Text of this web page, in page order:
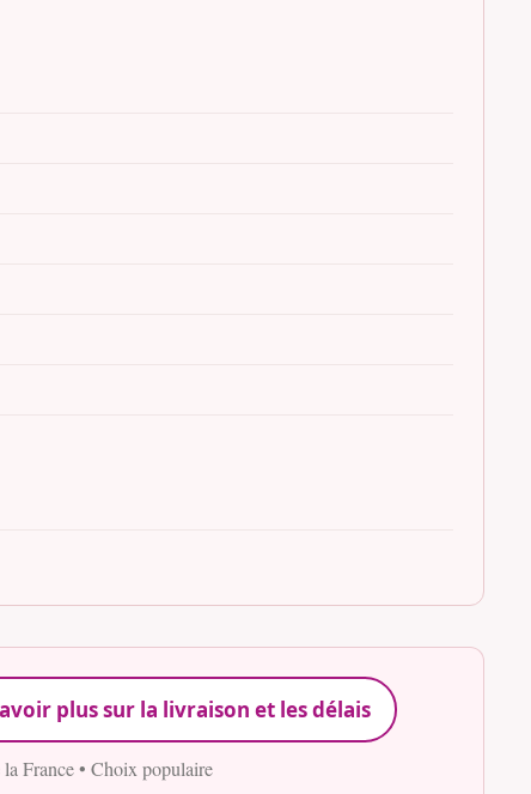
plus sur la livraison et les délais
France • Choix populaire